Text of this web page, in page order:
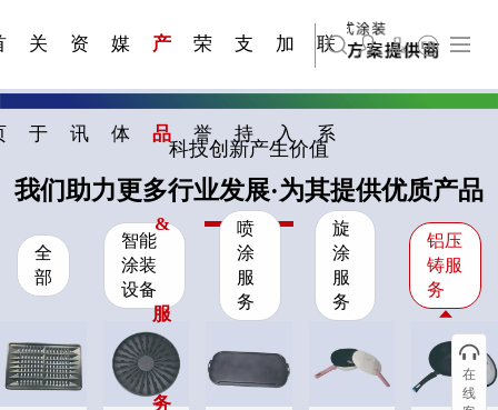
关
于
发展大事记
资
讯
媒
体
产
品
&
服
务
荣
誉
支
持
加
入
联
系
上海苏古德智能设备有限公司
English
科技创新产生价值
我们助力更多行业发展·为其提供优质产品
全
部
智能
涂装
设备
喷
涂
服
务
旋
涂
服
务
铝压
铸服
务
在
线